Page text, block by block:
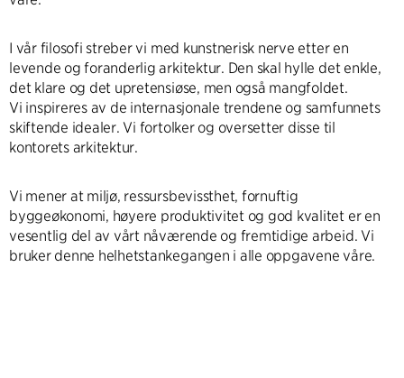
I vår filosofi streber vi med kunstnerisk nerve etter en
levende og foranderlig arkitektur. Den skal hylle det enkle,
det klare og det upretensiøse, men også mangfoldet.
Vi inspireres av de internasjonale trendene og samfunnets
skiftende idealer. Vi fortolker og oversetter disse til
kontorets arkitektur.
Vi mener at miljø, ressursbevissthet, fornuftig
byggeøkonomi, høyere produktivitet og god kvalitet er en
vesentlig del av vårt nåværende og fremtidige arbeid. Vi
bruker denne helhetstankegangen i alle oppgavene våre.